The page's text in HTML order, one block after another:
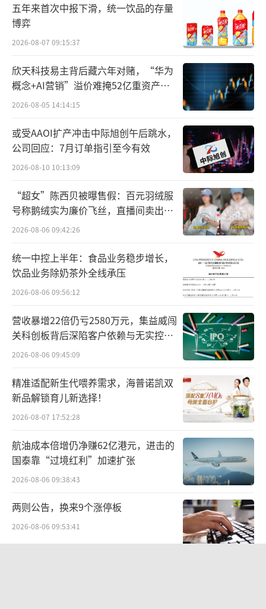
据了解，苯氧乙醇一般是指邻羟基苯甲酸
酯类防腐剂，是一种广谱的防腐剂，在化妆
品、护肤品中添加该成分可以起到杀菌的作
用。
一般来说，适量使用对人体无害，但对于
易过敏体质，超量或长期使用后可能出现过敏
反应。“王海测评”表示，贝泰妮的行为“违
反了《化妆品标签管理办法》第十二条规定，
化妆品标签应当在销售包装可视面标注化妆品
全部成分的原料标准中文名称。非法添加的防
腐剂属于未经备案和未在成分表中标注的隐瞒
者尽快停止使用，并向厂商所在地市场监督管
理局投诉举报，最低可要求退一赔三，起步价5
00元。
据《化妆品标签管理办法》第12条规定：
化妆品标签应当在销售包装可视面标注化妆品
为引导语引出，并按照各成分在产品配方中含
量的降序列出。化妆品配方中存在含量不超过
0.1%（ww）的成分的，所有不超过0.1%（w/
w）的成分应当以“其他微量成分”作为引导
语引出另行标注，可以不按照成分含量的降序
列出。
因此，按照上述监管要求，从上述检出添
加剂的含量比例来看，贝泰妮对薇诺娜产品未
五年来首次中报下滑，统一饮品的存量
博弈
2026-08-07 09:15:37
欣天科技易主背后藏六年对赌，“华为
概念+AI营销”溢价难掩52亿重资产考
验
2026-08-05 14:14:15
或受AAOI扩产冲击中际旭创午后跳水，
公司回应：7月订单指引至今有效
2026-08-10 10:13:09
“超女”陈西贝被曝售假：百元羽绒服
号称鹅绒实为廉价飞丝，直播间卖出超
百万元
2026-08-06 09:42:26
统一中控上半年：食品业务稳步增长，
饮品业务除奶茶外全线承压
2026-08-06 09:56:12
营收暴增22倍仍亏2580万元，集益威闯
关科创板背后深陷客户依赖与无实控人
困局
2026-08-06 09:45:09
精准适配新生代喂养需求，海普诺凯双
新品解锁育儿新选择！
2026-08-07 17:52:28
航油成本倍增仍净赚62亿港元，进击的
国泰靠“过境红利”加速扩张
2026-08-06 09:38:43
两则公告，换来9个涨停板
2026-08-06 09:53:41